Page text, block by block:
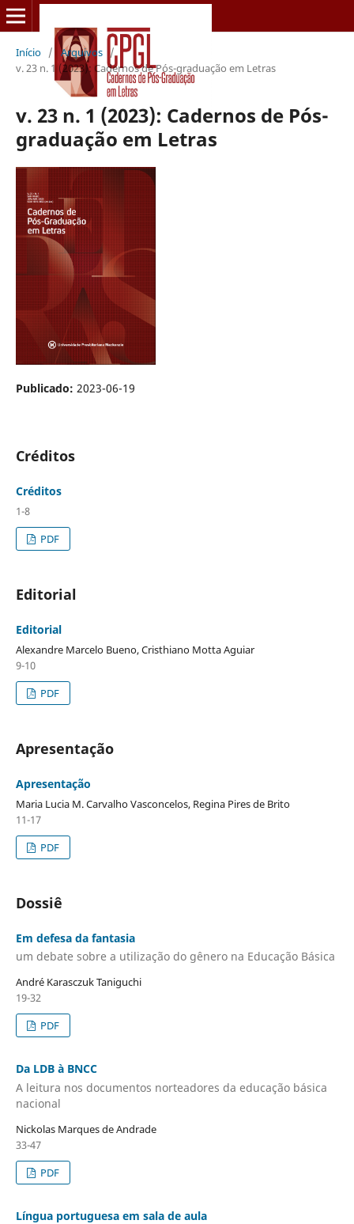
Início / Arquivos /
v. 23 n. 1 (2023): Cadernos de Pós-graduação em Letras
v. 23 n. 1 (2023): Cadernos de Pós-
graduação em Letras
Publicado: 2023-06-19
Créditos
Créditos
1-8
PDF
Editorial
Editorial
Alexandre Marcelo Bueno, Cristhiano Motta Aguiar
9-10
PDF
Apresentação
Apresentação
Maria Lucia M. Carvalho Vasconcelos, Regina Pires de Brito
11-17
PDF
Dossiê
Em defesa da fantasia
um debate sobre a utilização do gênero na Educação Básica
André Karasczuk Taniguchi
19-32
PDF
Da LDB à BNCC
A leitura nos documentos norteadores da educação básica
nacional
Nickolas Marques de Andrade
33-47
PDF
Língua portuguesa em sala de aula